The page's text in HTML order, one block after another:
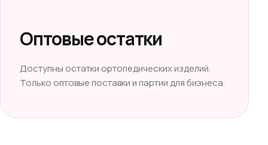
Оптовые остатки
Доступны остатки ортопедических изделий.
Только оптовые поставки и партии для бизнеса.